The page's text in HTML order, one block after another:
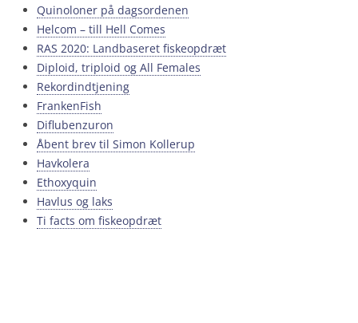
Quinoloner på dagsordenen
Helcom – till Hell Comes
RAS 2020: Landbaseret fiskeopdræt
Diploid, triploid og All Females
Rekordindtjening
FrankenFish
Diflubenzuron
Åbent brev til Simon Kollerup
Havkolera
Ethoxyquin
Havlus og laks
Ti facts om fiskeopdræt